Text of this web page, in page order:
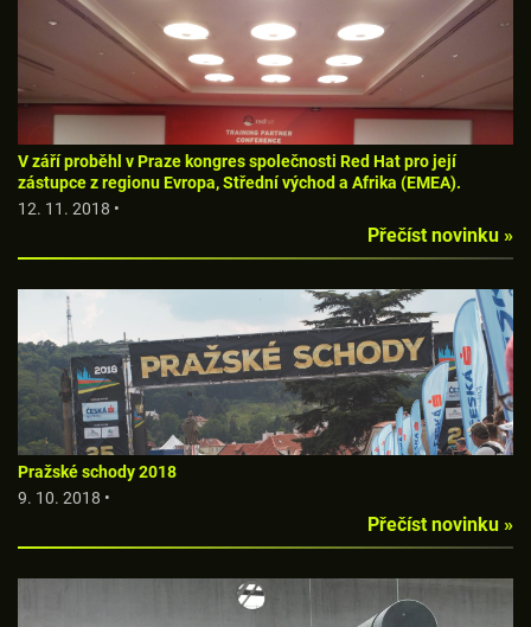
V září proběhl v Praze kongres společnosti Red Hat pro její
zástupce z regionu Evropa, Střední východ a Afrika (EMEA).
12. 11. 2018 •
Přečíst novinku »
Pražské schody 2018
9. 10. 2018 •
Přečíst novinku »